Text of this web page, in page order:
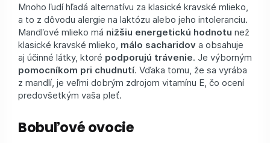
Mnoho ľudí hľadá alternatívu za klasické kravské mlieko,
a to z dôvodu alergie na laktózu alebo jeho intoleranciu.
Mandľové mlieko má nižšiu energetickú hodnotu než
klasické kravské mlieko, málo sacharidov a obsahuje
aj účinné látky, ktoré podporujú trávenie. Je výborným
pomocníkom pri chudnutí. Vďaka tomu, že sa vyrába
z mandlí, je veľmi dobrým zdrojom vitamínu E, čo ocení
predovšetkým vaša pleť.
Bobuľové ovocie